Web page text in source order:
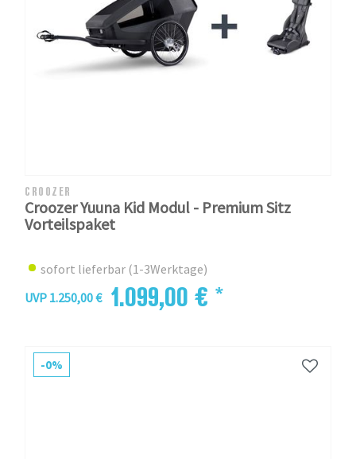
CROOZER
Croozer Yuuna Kid Modul - Premium Sitz
Vorteilspaket
sofort lieferbar (1-3Werktage)
UVP 1.250,00 € 1.099,00 € *
-0%